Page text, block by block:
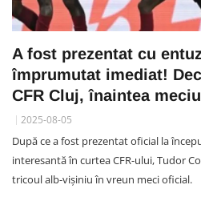
A fost prezentat cu
împrumutat imediat!
CFR Cluj, înaintea
2025-08-05
După ce a fost prezentat oficial la
interesantă în curtea CFR-ului, Tudor
tricoul alb-vișiniu în vreun meci oficial.